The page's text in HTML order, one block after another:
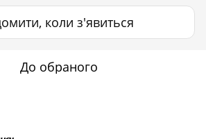
коли з'явиться
До обраного